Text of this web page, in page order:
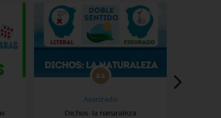
Avanzado
Dichos: la naturaleza